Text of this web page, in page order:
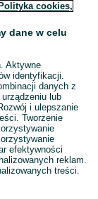
Polityka cookies,
dane w celu
Aktywne
identyfikacji.
danych z
lub
i ulepszanie
Tworzenie
efektywności
reklam.
treści.